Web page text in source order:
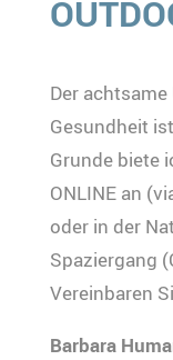
Der
Gesundheit
Grunde biete
ONLINE an
oder in der
Spaziergang
Vereinbaren
Barbara